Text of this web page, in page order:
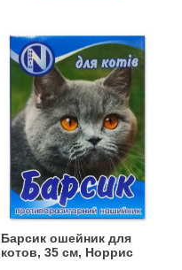
Барсик ошейник для
котов, 35 см, Норрис